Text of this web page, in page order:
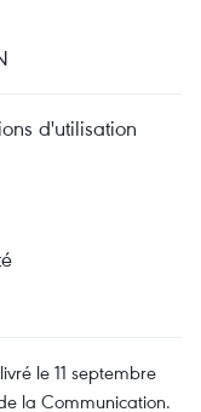
d'utilisation
le 11 septembre
la Communication.